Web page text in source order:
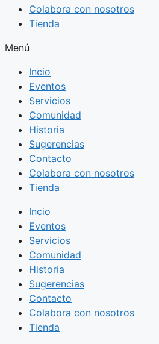
Colabora con nosotros
Tienda
Menú
Incio
Eventos
Servicios
Comunidad
Historia
Sugerencias
Contacto
Colabora con nosotros
Tienda
Incio
Eventos
Servicios
Comunidad
Historia
Sugerencias
Contacto
Colabora con nosotros
Tienda